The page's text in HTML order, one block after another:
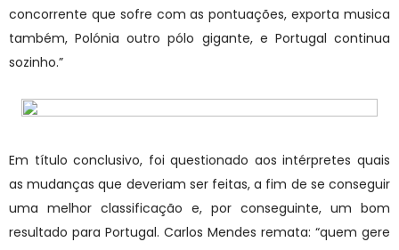
concorrente que sofre com as pontuações, exporta musica
também, Polónia outro pólo gigante, e Portugal continua
sozinho.”
Em título conclusivo, foi questionado aos intérpretes quais
as mudanças que deveriam ser feitas, a fim de se conseguir
uma melhor classificação e, por conseguinte, um bom
resultado para Portugal. Carlos Mendes remata: “quem gere